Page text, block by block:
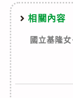
相關內容
國立基隆